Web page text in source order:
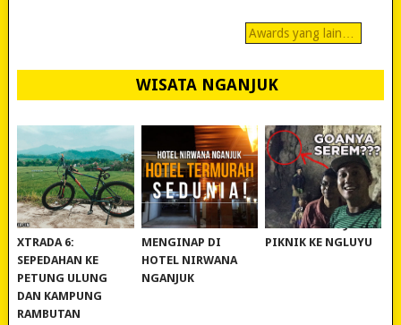
Awards yang lain…
WISATA NGANJUK
REVIEW POLYGON
XTRADA 6:
SEPEDAHAN KE
PETUNG ULUNG
DAN KAMPUNG
RAMBUTAN
MURAH BANGET!
MENGINAP DI
HOTEL NIRWANA
NGANJUK
WISATA NGANJUK:
PIKNIK KE NGLUYU